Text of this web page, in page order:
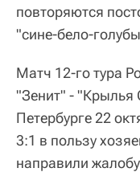
повторяются
"сине-бело-
Матч 12-го тура
"Зенит" - "Крылья
Петербурге 22
3:1 в пользу
направили